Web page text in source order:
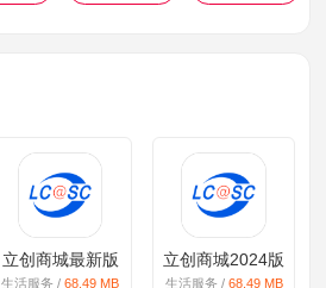
立创商城最新版
生活服务 /68.49 MB
立创商城2024版
生活服务 / 68.49 MB